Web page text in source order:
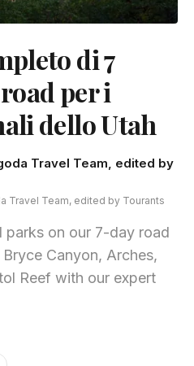
di 7
per i
dello Utah
Travel Team, edited by
Travel Team, edited by Tourants
parks on our 7-day road
Canyon, Arches,
Reef with our expert